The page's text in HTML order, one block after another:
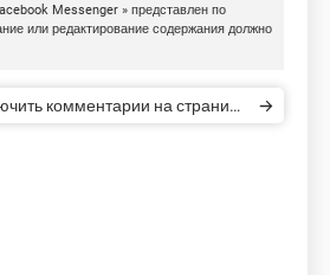
Messenger » представлен по
или редактирование содержания должно
комментарии на странице